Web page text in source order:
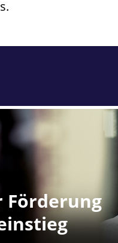
Förderung